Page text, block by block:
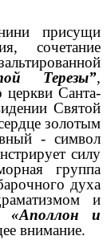
присущи
сочетание
Терезы”,
церкви Санта-
Святой
золотым
- символ
силу
группа
духа
и
«Аполлон и
внимание.